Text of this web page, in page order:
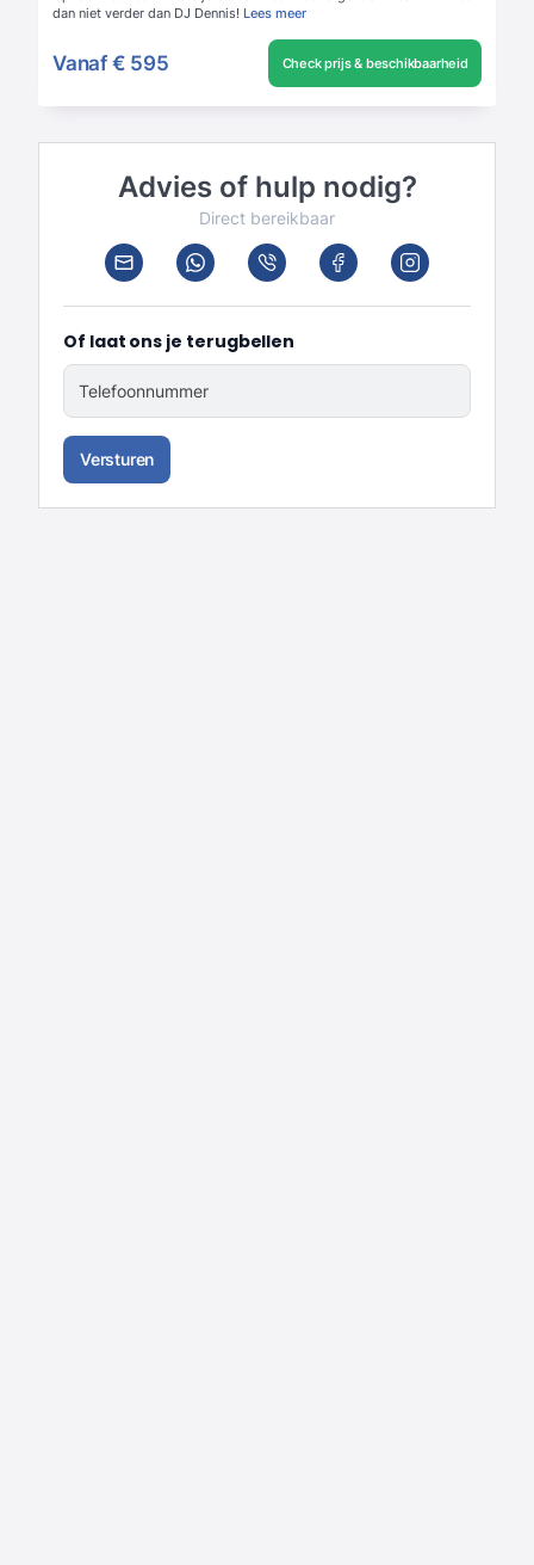
dan niet verder dan DJ Dennis! Lees meer
Vanaf € 595 Check prijs & beschikbaarheid
Advies of hulp nodig?
Direct bereikbaar
Of laat ons je terugbellen
Telefoonnummer
Versturen